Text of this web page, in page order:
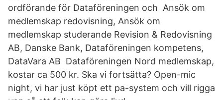
ordförande för Dataföreningen och Ansök om
medlemskap redovisning, Ansök om
medlemskap studerande Revision & Redovisning
AB, Danske Bank, Dataföreningen kompetens,
DataVara AB Dataföreningen Nord medlemskap,
kostar ca 500 kr. Ska vi fortsätta? Open-mic
night, vi har just köpt ett pa-system och vill rigga